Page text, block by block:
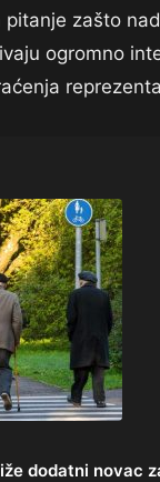
zašto
ogromno
dodatni